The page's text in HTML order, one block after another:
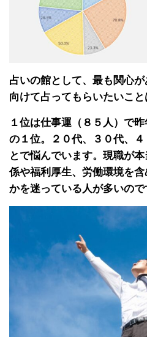
占いの館として、最も関心
向けて占ってもらいたいこと
１位は仕事運（８５人）で
の１位。２０代、３０代、
とで悩んでいます。現職が
係や福利厚生、労働環境を
かを迷っている人が多いので